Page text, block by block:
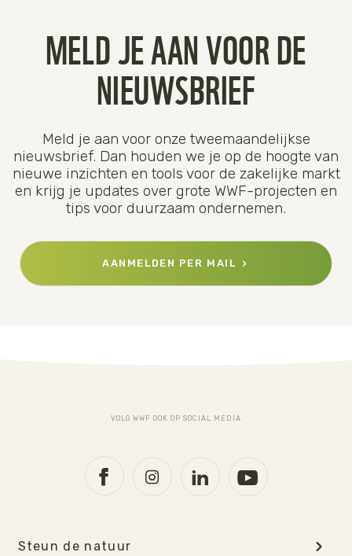
MELD JE AAN VOOR DE
NIEUWSBRIEF
Meld je aan voor onze tweemaandelijkse
nieuwsbrief. Dan houden we je op de hoogte van
nieuwe inzichten en tools voor de zakelijke markt
en krijg je updates over grote WWF-projecten en
tips voor duurzaam ondernemen.
AANMELDEN PER MAIL
VOLG WWF OOK OP SOCIAL MEDIA
Steun de natuur